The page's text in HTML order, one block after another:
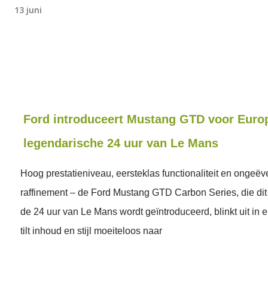
13 juni
Ford introduceert Mustang GTD voor
legendarische 24 uur van Le Mans
Hoog prestatieniveau, eersteklas functionaliteit en
raffinement – de Ford Mustang GTD Carbon Series, die
de 24 uur van Le Mans wordt geïntroduceerd, blinkt uit in
tilt inhoud en stijl moeiteloos naar